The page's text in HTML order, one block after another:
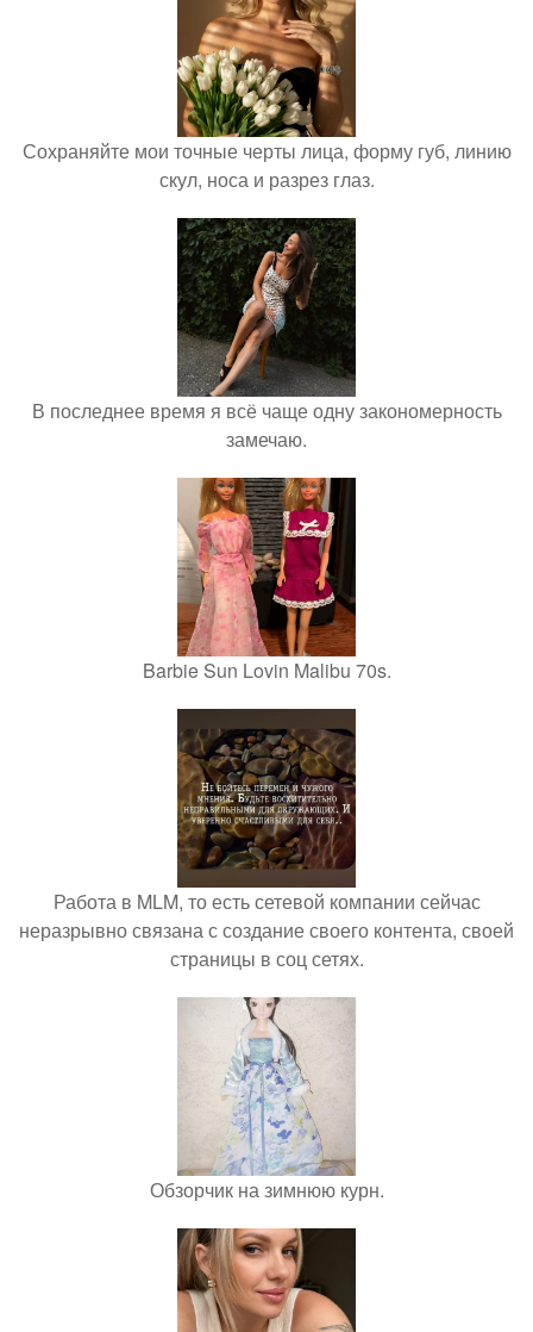
Сохраняйте мои точные черты лица, форму губ, линию
скул, носа и разрез глаз.
В последнее время я всё чаще одну закономерность
замечаю.
Barbie Sun Lovin Malibu 70s.
Работа в MLM, то есть сетевой компании сейчас
неразрывно связана с создание своего контента, своей
страницы в соц сетях.
Обзорчик на зимнюю курн.